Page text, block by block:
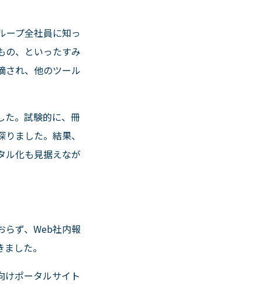
ープ全社員に知っ
の、といったすみ
され、他のツール
た。試験的に、冊
ました。結果、
ル化も見据えなが
ず、 Web社内報
した。
けポータルサイト